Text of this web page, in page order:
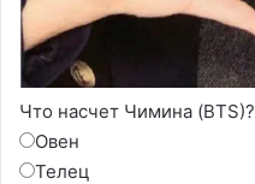
Что насчет Чимина (BTS)?
Овен
Телец